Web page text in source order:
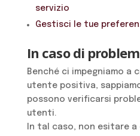
servizio
Gestisci le tue
In caso di
Benché ci impegniamo a
utente positiva,
possono verificarsi
utenti.
In tal caso, non esitare